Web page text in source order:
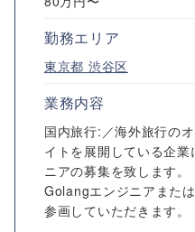
勤務エリア
東京都 渋谷区
業務内容
国内旅行:／海外旅行の
イトを展開している企
ニアの募集を致します。
Golangエンジニアまた
参画していただきます。